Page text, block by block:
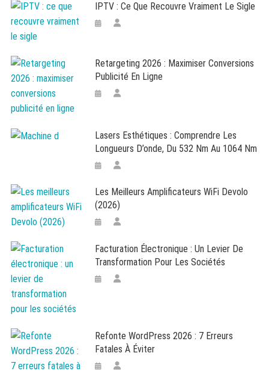
IPTV : Ce Que Recouvre Vraiment Le Sigle
Retargeting 2026 : Maximiser Conversions
Publicité En Ligne
Lasers Esthétiques : Comprendre Les
Longueurs D’onde, Du 532 Nm Au 1064 Nm
Les Meilleurs Amplificateurs WiFi Devolo
(2026)
Facturation Électronique : Un Levier De
Transformation Pour Les Sociétés
Refonte WordPress 2026 : 7 Erreurs
Fatales À Éviter